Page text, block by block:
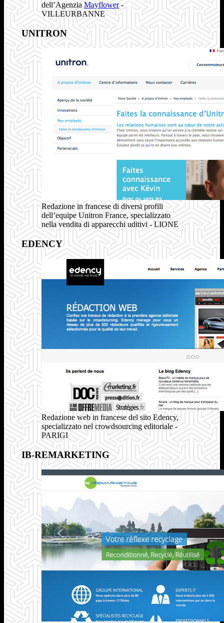
dell’AgenziaMayflower-
VILLEURBANNE
UNITRON
Redazione in francese di diversi profili
dell’equipe Unitron France, specializzato
nella vendita di apparecchi uditivi - LIONE
EDENCY
Redazione web in francese del sito Edency,
specializzato nel crowdsourcing editoriale -
PARIGI
IB-REMARKETING